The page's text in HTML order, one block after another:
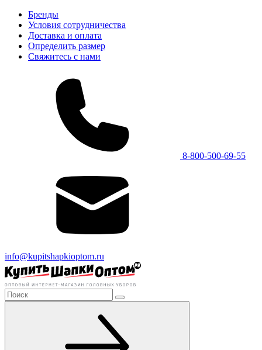
Бренды
Условия сотрудничества
Доставка и оплата
Определить размер
Свяжитесь с нами
8-800-500-69-55
info@kupitshapkioptom.ru